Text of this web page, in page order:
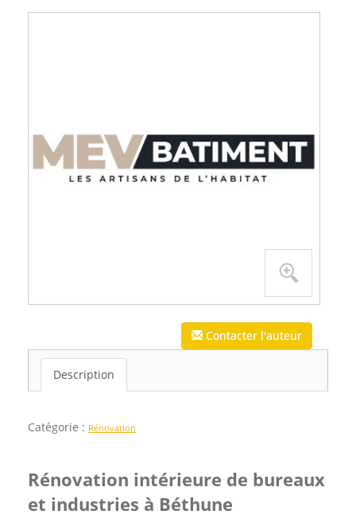
Contacter l'auteur
Description
Catégorie : Rénovation
Rénovation intérieure de bureaux
et industries à Béthune